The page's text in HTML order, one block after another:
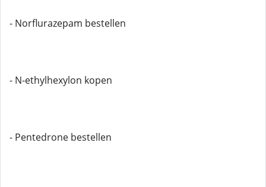
- Norflurazepam bestellen
- N-ethylhexylon kopen
- Pentedrone bestellen